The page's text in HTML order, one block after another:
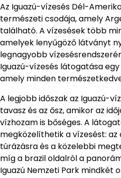
Az Iguazú-vízesés Dél-
természeti csodája, amely
található. A vízesések több
amelyek lenyűgöző látványt
legnagyobb
Iguazú-vízesés látogatása
amely minden
A legjobb időszak az Iguazú-
tavasz és az ősz, amikor az
vízhozam is bőséges. A
megközelíthetik a vízesést:
túrázásra és a közelebbi
míg a brazil oldalról a
Iguazú Nemzeti Park mindkét